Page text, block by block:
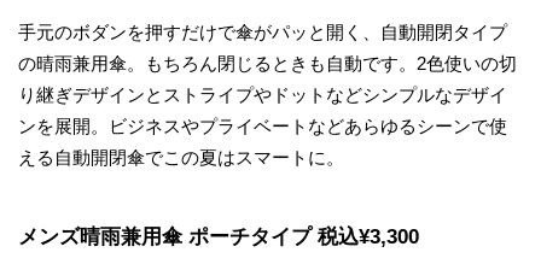
手元のボダンを押すだけで傘がパッと開く、自動開閉タイプ
の晴雨兼用傘。もちろん閉じるときも自動です。2色使いの切
り継ぎデザインとストライプやドットなどシンプルなデザイ
ンを展開。ビジネスやプライベートなどあらゆるシーンで使
える自動開閉傘でこの夏はスマートに。
メンズ晴雨兼用傘 ポーチタイプ 税込¥3,300